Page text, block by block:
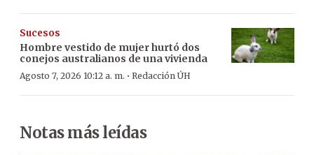
Sucesos
Hombre vestido de mujer hurtó dos
conejos australianos de una vivienda
Agosto 7, 2026 10:12 a. m. · Redacción ÚH
Notas más leídas